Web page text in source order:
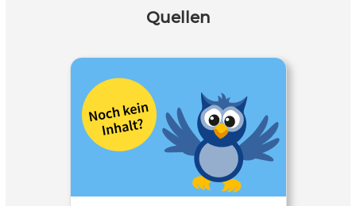
Quellen